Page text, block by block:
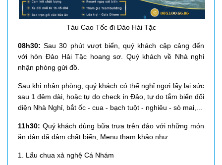
Tàu Cao Tốc đi Đảo Hải Tặc
08h30: Sau 30 phút vượt biển, quý khách cập cảng đến
với hòn Đảo Hải Tặc hoang sơ. Quý khách về Nhà nghỉ
nhận phòng gửi đồ.
Sau khi nhận phòng, quý khách có thể nghỉ ngơi lấy lại sức
sau 1 đêm dài, hoặc tự do check in Đảo, tự do tắm biển đối
diện Nhà Nghỉ, bắt ốc - cua - bạch tuột - nghiêu - sò mai,...
11h30: Quý khách dùng bữa trưa trên đảo với những món
ăn dân dã đậm chất biển, Menu tham khảo như:
1. Lẩu chua xả nghệ Cá Nhám